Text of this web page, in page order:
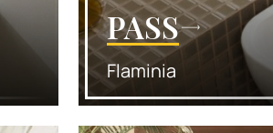
PASS
Flaminia